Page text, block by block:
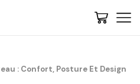
: Confort, Posture Et Design
conseillons de découvrir les
ici | 💡 Trop de choix ? Besoin